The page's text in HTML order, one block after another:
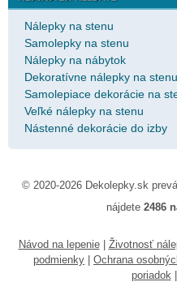
Nálepky na stenu
Samolepky na stenu
Nálepky na nábytok
Dekoratívne nálepky na stenu
Samolepiace dekorácie na
Veľké nálepky na stenu
Nástenné dekorácie do izby
© 2020-2026 Dekolepky.sk
nájdete 2486
Návod na lepenie| Životnosť
podmienky
Ochrana
poriadok|